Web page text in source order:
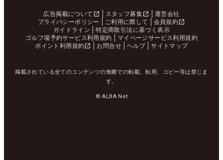
広告掲載について スタッフ募集
運営会社
プライバシーポリシー
ご利用に際して
会員規約
ガイドライン
特定商取引法に基づく表示
ゴルフ場予約サービス利用規約
マイページサービス利用規約
ポイント利用規約
お問合せ ヘルプ サイトマップ
掲載されている全てのコンテンツの無断での転載、転用、コピー等は禁じま
す。
© ALBA Net